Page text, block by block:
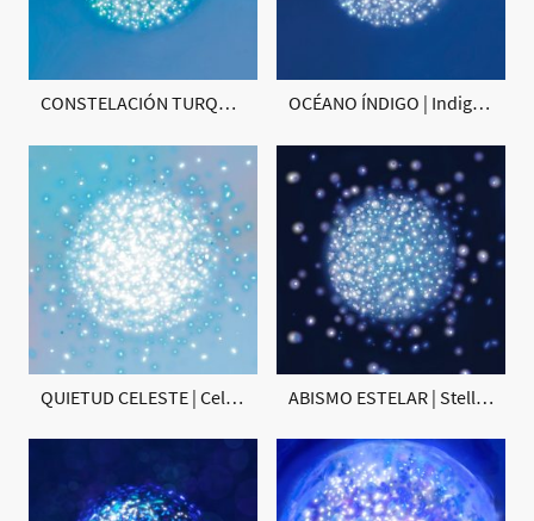
CONSTELACIÓN TURQUESA | Turquoise Constellation OCÉANO ÍNDIGO | Indigo Ocean
QUIETUD CELESTE | Celestial Stillness ABISMO ESTELAR | Stellar Abyss